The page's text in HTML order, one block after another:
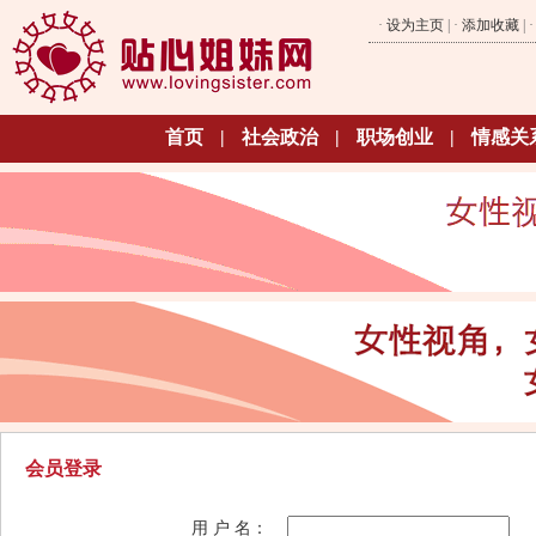
· 设为主页 | · 添加收藏 | ·
首页 | 社会政治 | 职场创业 | 情感关
会员登录
用 户 名：